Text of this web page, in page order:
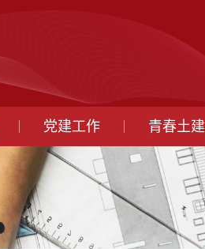
党建工作 青春土建